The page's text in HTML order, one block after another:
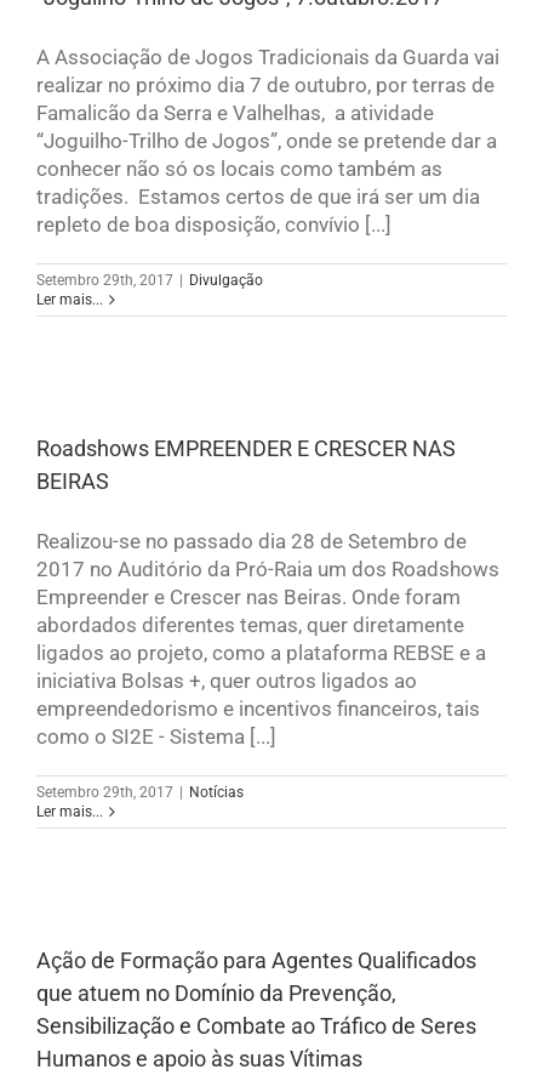
A Associação de Jogos Tradicionais da Guarda vai
realizar no próximo dia 7 de outubro, por terras de
Famalicão da Serra e Valhelhas, a atividade
“Joguilho-Trilho de Jogos”, onde se pretende dar a
conhecer não só os locais como também as
tradições. Estamos certos de que irá ser um dia
repleto de boa disposição, convívio [...]
Setembro 29th, 2017
Divulgação
Ler mais...
Roadshows EMPREENDER E CRESCER NAS
BEIRAS
Realizou-se no passado dia 28 de Setembro de
2017 no Auditório da Pró-Raia um dos Roadshows
Empreender e Crescer nas Beiras. Onde foram
abordados diferentes temas, quer diretamente
ligados ao projeto, como a plataforma REBSE e a
iniciativa Bolsas +, quer outros ligados ao
empreendedorismo e incentivos financeiros, tais
como o SI2E - Sistema [...]
Setembro 29th, 2017
Notícias
Ler mais...
Ação de Formação para Agentes Qualificados
que atuem no Domínio da Prevenção,
Sensibilização e Combate ao Tráfico de Seres
Humanos e apoio às suas Vítimas